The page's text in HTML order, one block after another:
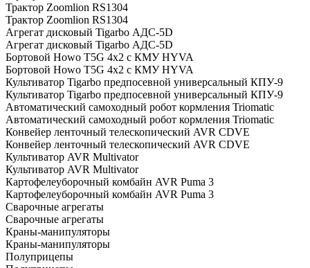
Трактор Zoomlion RS1304
Трактор Zoomlion RS1304
Агрегат дисковый Tigarbo АДС-5D
Агрегат дисковый Tigarbo АДС-5D
Бортовой Howo T5G 4х2 c КМУ HYVA
Бортовой Howo T5G 4х2 c КМУ HYVA
Культиватор Tigarbo предпосевной универсальный КПУ-9
Культиватор Tigarbo предпосевной универсальный КПУ-9
Автоматический самоходный робот кормления Triomatic
Автоматический самоходный робот кормления Triomatic
Конвейер ленточный телескопический AVR CDVE
Конвейер ленточный телескопический AVR CDVE
Культиватор AVR Multivator
Культиватор AVR Multivator
Картофелеуборочный комбайн AVR Puma 3
Картофелеуборочный комбайн AVR Puma 3
Сварочные агрегаты
Сварочные агрегаты
Краны-манипуляторы
Краны-манипуляторы
Полуприцепы